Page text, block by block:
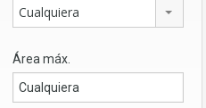
Cualquiera
Área máx.